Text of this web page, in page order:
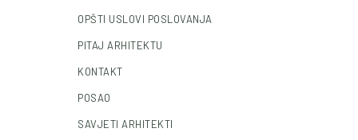
OPŠTI USLOVI POSLOVANJA
PITAJ ARHITEKTU
KONTAKT
POSAO
SAVJETI ARHITEKTI